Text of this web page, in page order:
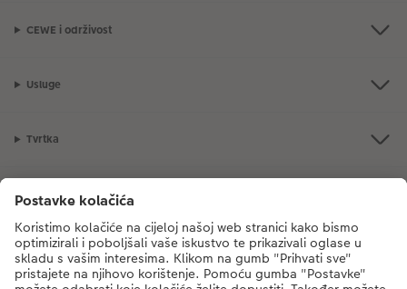
CEWE i održivost
Usluge
Tvrtka
Ponuda proizvoda
CEWE Fotosvijet